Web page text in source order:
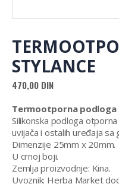
STYLANCE
470,00 DIN
Termootporna podloga
Silikonska podloga
uvijača i ostalih uređaja sa
Dimenzije 25mm x 20mm.
U crnoj boji.
Zemlja proizvodnje: Kina.
Uvoznik: Herba Market